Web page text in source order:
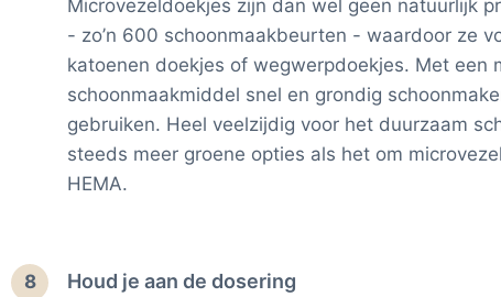
Microvezeldoekjes zijn dan wel geen natuurlijk
- zo’n 600 schoonmaakbeurten - waardoor ze
katoenen doekjes of wegwerpdoekjes. Met een
schoonmaakmiddel snel en grondig
gebruiken. Heel veelzijdig voor het duurzaam
steeds meer groene opties als het om
HEMA.
8 Houd je aan de dosering